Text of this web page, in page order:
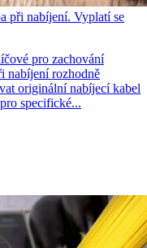
při nabíjení. Vyplatí se
pro zachování
nabíjení rozhodně
originální nabíjecí kabel
specifické...